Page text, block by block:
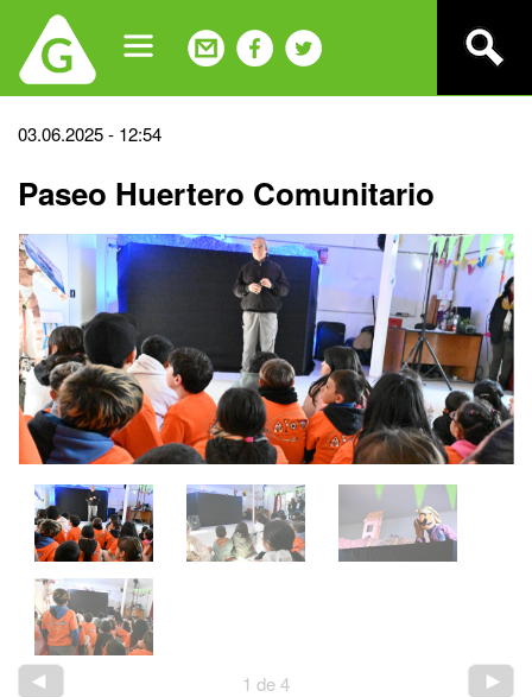
navigation
Back
top
03.06.2025 - 12:54
Paseo Huertero Comunitario
1 de4